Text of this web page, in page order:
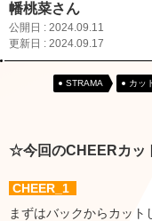
幡桃菜さん
公開日 : 2024.09.11
更新日 : 2024.09.17
STRAMA カッ
☆今回のCHEERカ
CHEER_1
まずはバックからカッ